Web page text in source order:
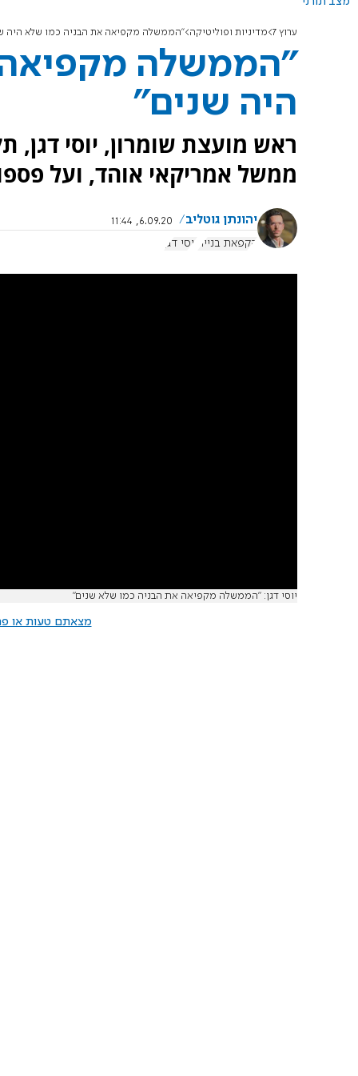
ערוץ 7 מדיניות ופוליטיקה "הממשלה מקפיאה את הבניה כמו שלא היה
"הממשלה
היה שנים"
ראש מועצת שומרון, יוסי
ממשל אמריקאי אוהד, ועל
יהונתן גוטליב
6.09.20, 11:44
הקפאת בנייה
יוסי דגן
יוסי דגן: "הממשלה מקפיאה את הבניה כמו שלא שנים"
מצאתם טעות או